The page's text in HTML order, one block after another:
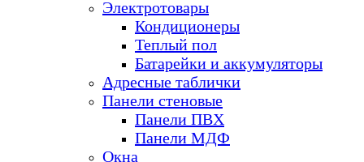
Электротовары
Кондиционеры
Теплый пол
Батарейки и аккумуляторы
Адресные таблички
Панели стеновые
Панели ПВХ
Панели МДФ
Окна